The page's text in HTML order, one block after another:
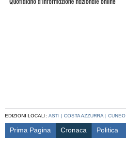
EDIZIONI LOCALI: ASTI | COSTA AZZURRA | CUNEO
Prima Pagina Cronaca Politica